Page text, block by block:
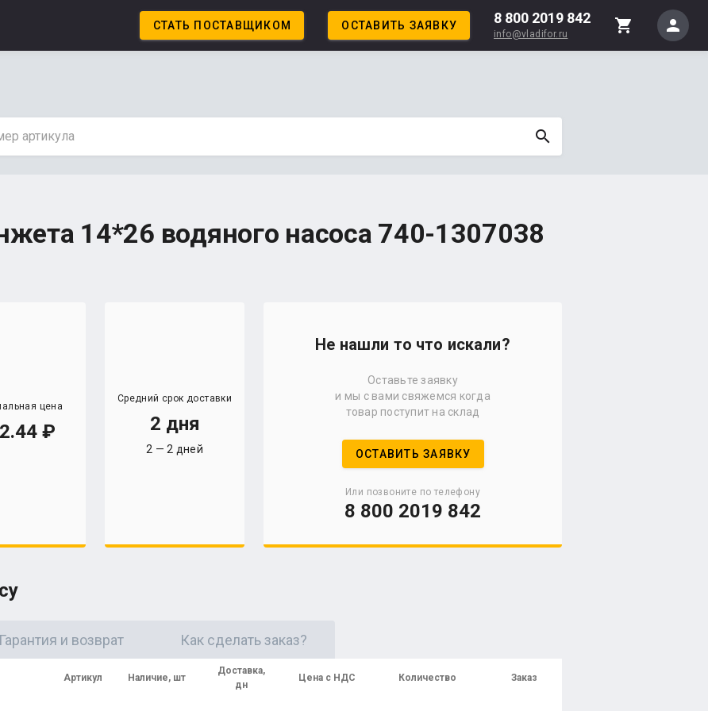
СТАТЬ ПОСТАВЩИКОМ ОСТАВИТЬ ЗАЯВКУ 8 800 2019 842
info@vladifor.ru shopping_cart person
search
14*26 водяного насоса 740-1307038
цена
Средний срок доставки
2 дня
2 — 2 дней
Не нашли то что искали?
Оставьте заявку
и мы с вами свяжемся когда
товар поступит на склад
ОСТАВИТЬ ЗАЯВКУ
Или позвоните по телефону
8 800 2019 842
Гарантия и возврат Как сделать заказ?
Артикул Наличие, шт
Доставка,
дн
Цена с НДС Количество Заказ